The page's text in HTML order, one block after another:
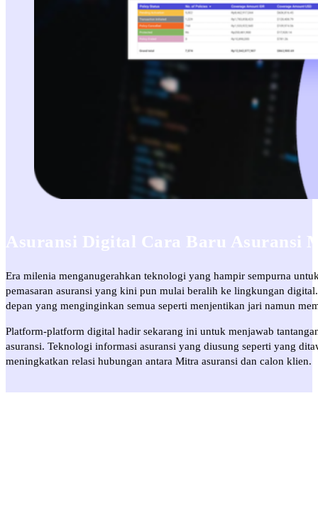
Asuransi Digital Cara Baru Asuransi
Era milenia menganugerahkan teknologi yang hampir sempurna
pemasaran asuransi yang kini pun mulai beralih ke lingkungan
depan yang menginginkan semua seperti menjentikan jari namun
Platform-platform digital hadir sekarang ini untuk menjawab
asuransi. Teknologi informasi asuransi yang diusung seperti yang
meningkatkan relasi hubungan antara Mitra asuransi dan calon klien.